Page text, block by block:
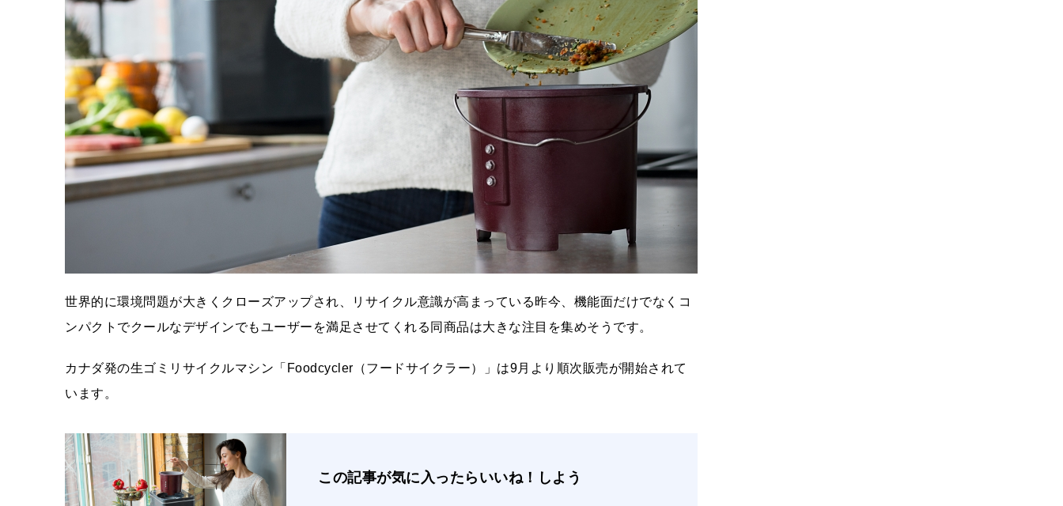
世界的に環境問題が大きくクローズアップされ、リサイクル意識が高まっている昨今、機能面だけでなくコ
ンパクトでクールなデザインでもユーザーを満足させてくれる同商品は大きな注目を集めそうです。
カナダ発の生ゴミリサイクルマシン「Foodcycler（フードサイクラー）」は9月より順次販売が開始されて
います。
この記事が気に入ったらいいね！しよう